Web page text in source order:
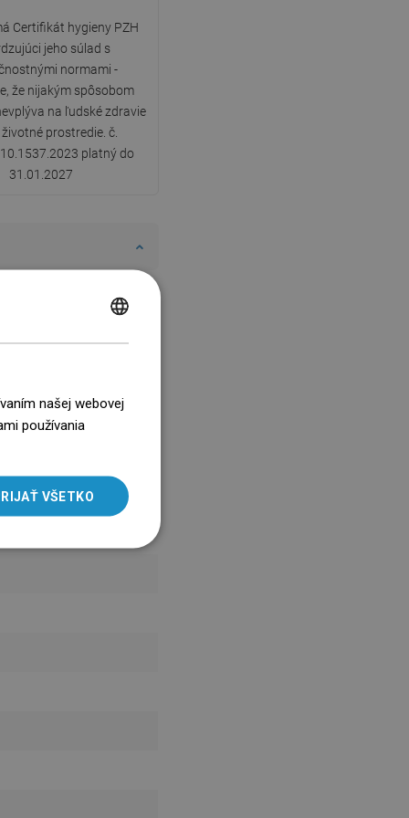
Certifikát hygieny PZH
jeho súlad s
normami -
že nijakým spôsobom
na ľudské zdravie
prostredie. č.
platný do
31.01.2027
LITHUANIAN
ROMANIAN
našej webovej
používania
VŠETKO